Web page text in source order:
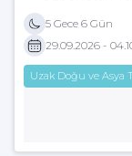
5 Gece 6 Gün
29.09.2026 -
Uzak Doğu ve Asya